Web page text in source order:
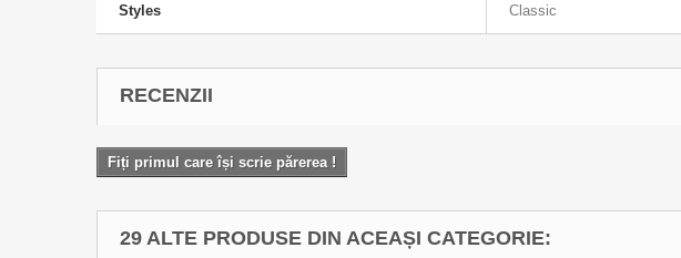
Styles Classic
RECENZII
Fiți primul care își scrie părerea !
29 ALTE PRODUSE DIN ACEAȘI CATEGORIE: